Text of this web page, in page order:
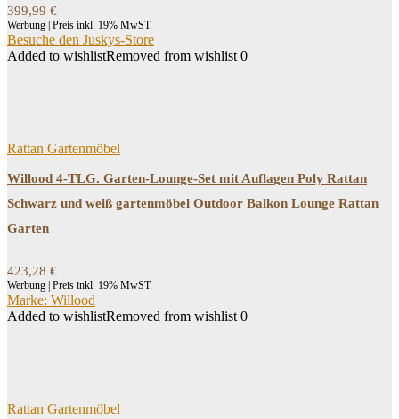
399,99 €
Werbung | Preis inkl. 19% MwST.
Besuche den Juskys-Store
Added to wishlistRemoved from wishlist 0
Rattan Gartenmöbel
Willood 4-TLG. Garten-Lounge-Set mit Auflagen Poly Rattan
Schwarz und weiß gartenmöbel Outdoor Balkon Lounge Rattan
Garten
423,28 €
Werbung | Preis inkl. 19% MwST.
Marke: Willood
Added to wishlistRemoved from wishlist 0
Rattan Gartenmöbel